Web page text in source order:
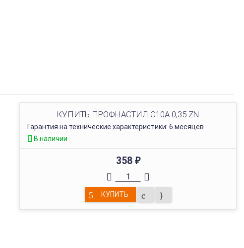
КУПИТЬ ПРОФНАСТИЛ С10A 0,35 ZN
Гарантия на технические характеристики: 6 месяцев
В наличии
358 ₽
КУПИТЬ